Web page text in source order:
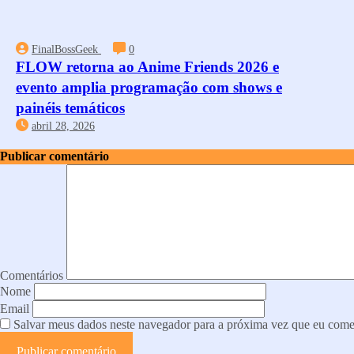
FinalBossGeek 0
FLOW retorna ao Anime Friends 2026 e
evento amplia programação com shows e
painéis temáticos
abril 28, 2026
Publicar comentário
Comentários
Nome
Email
Salvar meus dados neste navegador para a próxima vez que eu